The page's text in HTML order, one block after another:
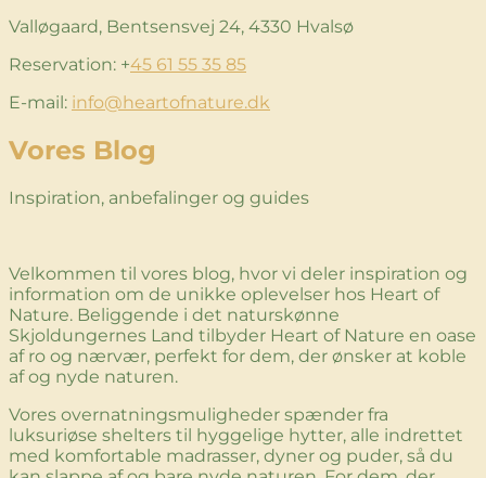
Valløgaard, Bentsensvej 24, 4330 Hvalsø
Reservation: +45 61 55 35 85
E-mail: info@heartofnature.dk
Vores Blog
Inspiration, anbefalinger og guides
Velkommen til vores blog, hvor vi deler inspiration og
information om de unikke oplevelser hos Heart of
Nature. Beliggende i det naturskønne
Skjoldungernes Land tilbyder Heart of Nature en oase
af ro og nærvær, perfekt for dem, der ønsker at koble
af og nyde naturen.
Vores overnatningsmuligheder spænder fra
luksuriøse shelters til hyggelige hytter, alle indrettet
med komfortable madrasser, dyner og puder, så du